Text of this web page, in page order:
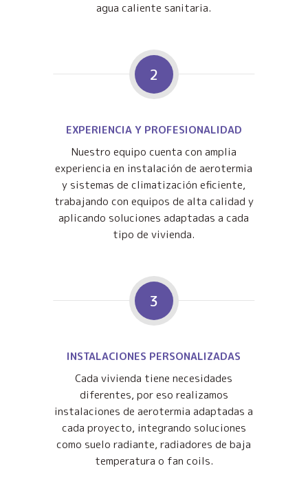
agua caliente sanitaria.
2
EXPERIENCIA Y PROFESIONALIDAD
Nuestro equipo cuenta con amplia
experiencia en instalación de aerotermia
y sistemas de climatización eficiente,
trabajando con equipos de alta calidad y
aplicando soluciones adaptadas a cada
tipo de vivienda.
3
INSTALACIONES PERSONALIZADAS
Cada vivienda tiene necesidades
diferentes, por eso realizamos
instalaciones de aerotermia adaptadas a
cada proyecto, integrando soluciones
como suelo radiante, radiadores de baja
temperatura o fan coils.